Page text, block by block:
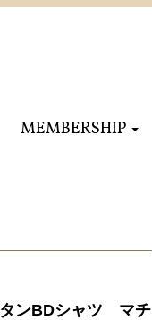
MEMBERSHIP
ンBDシャツ マチ